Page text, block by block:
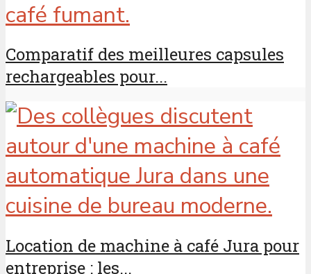
Comparatif des meilleures capsules
rechargeables pour...
Location de machine à café Jura pour
entreprise : les...